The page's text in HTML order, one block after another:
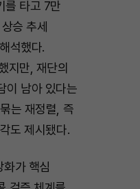
를 타고 7만
승 추세
석했다.
지만, 재단의
이 남아 있다는
는 재정렬, 즉
도 제시됐다.
가 핵심